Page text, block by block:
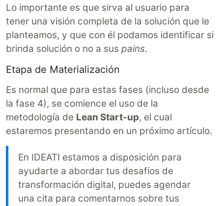
Lo importante es que sirva al usuario para
tener una visión completa de la solución que le
planteamos, y que con él podamos identificar si
brinda solución o no a sus pains.
Etapa de Materialización
Es normal que para estas fases (incluso desde
la fase 4), se comience el uso de la
metodología de Lean Start-up, el cual
estaremos presentando en un próximo artículo.
En IDEATI estamos a disposición para
ayudarte a abordar tus desafíos de
transformación digital, puedes agendar
una cita para comentarnos sobre tus